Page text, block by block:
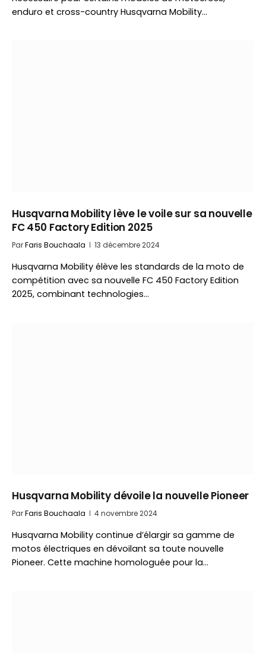
enduro et cross-country Husqvarna Mobility…
Husqvarna Mobility lève le voile sur sa nouvelle
FC 450 Factory Edition 2025
ParFaris Bouchaala 13 décembre 2024
Husqvarna Mobility élève les standards de la moto de
compétition avec sa nouvelle FC 450 Factory Edition
2025, combinant technologies…
Husqvarna Mobility dévoile la nouvelle Pioneer
ParFaris Bouchaala 4 novembre 2024
Husqvarna Mobility continue d’élargir sa gamme de
motos électriques en dévoilant sa toute nouvelle
Pioneer. Cette machine homologuée pour la…